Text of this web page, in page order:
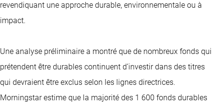
revendiquant une approche durable, environnementale ou à
impact.
Une analyse préliminaire a montré que de nombreux fonds qui
prétendent être durables continuent d’investir dans des titres
qui devraient être exclus selon les lignes directrices.
Morningstar estime que la majorité des 1 600 fonds durables